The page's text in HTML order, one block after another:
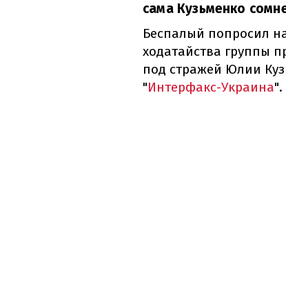
сама Кузьменко
Беспалый попросил
ходатайства группы
под стражей Юлии
"Интерфакс-Украина".